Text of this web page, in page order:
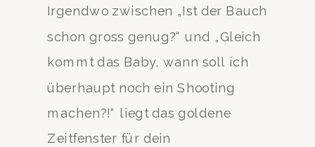
Irgendwo zwischen „Ist der Bauch
schon gross genug?“ und „Gleich
kommt das Baby, wann soll ich
überhaupt noch ein Shooting
machen?!“ liegt das goldene
Zeitfenster für dein